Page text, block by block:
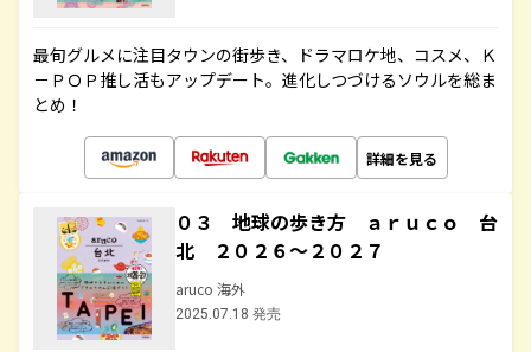
最旬グルメに注目タウンの街歩き、ドラマロケ地、コスメ、Ｋ
－ＰＯＰ推し活もアップデート。進化しつづけるソウルを総ま
とめ！
詳細を見る
０３ 地球の歩き方 ａｒｕｃｏ 台
北 ２０２６～２０２７
aruco 海外
2025.07.18 発売